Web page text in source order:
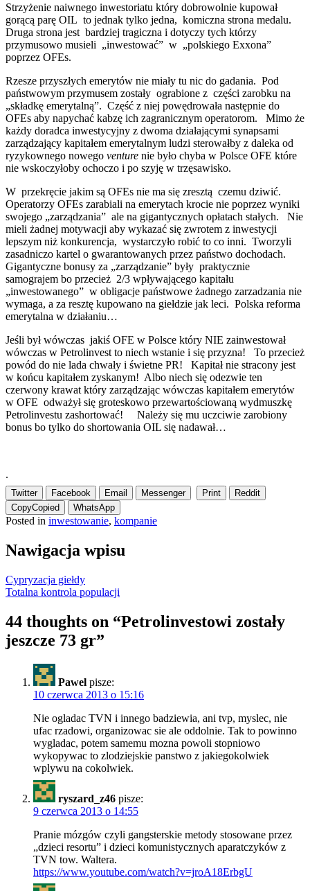
Strzyżenie naiwnego inwestoriatu który dobrowolnie kupował
gorącą parę OIL to jednak tylko jedna, komiczna strona medalu.
Druga strona jest bardziej tragiczna i dotyczy tych którzy
przymusowo musieli „inwestować” w „polskiego Exxona”
poprzez OFEs.
Rzesze przyszłych emerytów nie miały tu nic do gadania. Pod
państwowym przymusem zostały ograbione z części zarobku na
„składkę emerytalną”. Część z niej powędrowała następnie do
OFEs aby napychać kabzę ich zagranicznym operatorom. Mimo że
każdy doradca inwestycyjny z dwoma działającymi synapsami
zarządzający kapitałem emerytalnym ludzi sterowałby z daleka od
ryzykownego nowego venture nie było chyba w Polsce OFE które
nie wskoczyłoby ochoczo i po szyję w trzęsawisko.
W przekręcie jakim są OFEs nie ma się zresztą czemu dziwić.
Operatorzy OFEs zarabiali na emerytach krocie nie poprzez wyniki
swojego „zarządzania” ale na gigantycznych opłatach stałych. Nie
mieli żadnej motywacji aby wykazać się zwrotem z inwestycji
lepszym niż konkurencja, wystarczyło robić to co inni. Tworzyli
zasadniczo kartel o gwarantowanych przez państwo dochodach.
Gigantyczne bonusy za „zarządzanie” były praktycznie
samograjem bo przecież 2/3 wpływającego kapitału
„inwestowanego” w obligacje państwowe żadnego zarzadzania nie
wymaga, a za resztę kupowano na giełdzie jak leci. Polska reforma
emerytalna w działaniu…
Jeśli był wówczas jakiś OFE w Polsce który NIE zainwestował
wówczas w Petrolinvest to niech wstanie i się przyzna! To przecież
powód do nie lada chwały i świetne PR! Kapitał nie stracony jest
w końcu kapitałem zyskanym! Albo niech się odezwie ten
czerwony krawat który zarządzając wówczas kapitałem emerytów
w OFE odważył się groteskowo przewartościowaną wydmuszkę
Petrolinvestu zashortować! Należy się mu uczciwie zarobiony
bonus bo tylko do shortowania OIL się nadawał…
.
Twitter Facebook Email Messenger Print
Reddit
CopyCopied WhatsApp
Posted in inwestowanie, kompanie
Nawigacja wpisu
Cypryzacja giełdy
Totalna kontrola populacji
44 thoughts on “Petrolinvestowi zostały
jeszcze 73 gr”
Pawel pisze:
10 czerwca 2013 o 15:16
Nie ogladac TVN i innego badziewia, ani tvp, myslec, nie
ufac rzadowi, organizowac sie ale oddolnie. Tak to powinno
wygladac, potem samemu mozna powoli stopniowo
wykopywac to zlodziejskie panstwo z jakiegokolwiek
wplywu na cokolwiek.
ryszard_z46 pisze:
9 czerwca 2013 o 14:55
Pranie mózgów czyli gangsterskie metody stosowane przez
„dzieci resortu” i dzieci komunistycznych aparatczyków z
TVN tow. Waltera.
https://www.youtube.com/watch?v=jroA18ErbgU